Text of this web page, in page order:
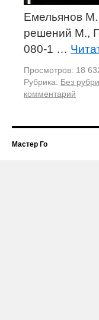
Емельянов М.
решений М.,
080-1 …
Просмотров: 18
Рубрика: Без
комментарий
Мастер Го